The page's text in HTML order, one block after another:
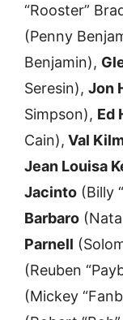
“Rooster”
(Penny
Benjamin),
Seresin), Jon
Simpson), Ed
Cain), Val
Jean Louisa
Jacinto (Billy
Barbaro
Parnell
(Reuben
(Mickey